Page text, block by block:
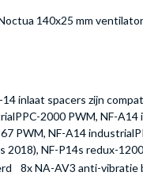
140x25 mm
inlaat spacers zijn
2000 PWM, NF-
PWM, NF-A14
2018), NF-P14s redux-
8x NA-AV3 anti-vibratie